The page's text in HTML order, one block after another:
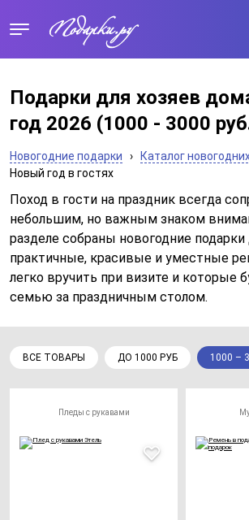
Подарки для хозяев
год 2026 (1000 - 3000
Новогодние подарки › Каталог
Новый год в гостях
Поход в гости на праздник всегда
небольшим, но важным знаком
разделе собраны новогодние подарки
практичные, красивые и уместные
легко вручить при визите и которые
семью за праздничным столом.
ВСЕ ТОВАРЫ ДО 1000 РУБ 1000 –
Пледы с рукавами